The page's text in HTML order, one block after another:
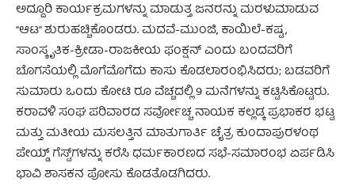
ಅದ್ದೂರಿ ಕಾರ್ಯಕ್ರಮಗಳನ್ನು ಮಾಡುತ್ತ ಜನರನ್ನು ಮರಳುಮಾಡುವ
“ಆಟ” ಶುರುಹಚ್ಚಿಕೊಂಡರು. ಮದವೆ-ಮುಂಜಿ, ಕಾಯಿಲೆ-ಕಷ್ಟ,
ಸಾಂಸ್ಕೃತಿಕ-ಕ್ರೀಡಾ-ರಾಜಕೀಯ ಫಂಕ್ಷನ್ ಎಂದು ಬಂದವರಿಗೆ
ಬೊಗಸೆಯಲ್ಲಿ ಮೊಗೆಮೊಗೆದು ಕಾಸು ಕೊಡಲಾರಂಭಿಸಿದರು; ಬಡವರಿಗೆ
ಸುಮಾರು ಒಂದು ಕೋಟಿ ರೂ ವೆಚ್ಚದಲ್ಲಿ 9 ಮನೆಗಳನ್ನು ಕಟ್ಟಿಸಿಕೊಟ್ಟರು.
ಕರಾವಳಿ ಸಂಘ ಪರಿವಾರದ ಸರ್ವೋಚ್ಚ ನಾಯಕ ಕಲ್ಲಡ್ಕ ಪ್ರಭಾಕರ ಭಟ್ಟ
ಮತ್ತು ಮತೀಯ ಮಸಲತ್ತಿನ ಮಾತುಗಾರ್ತಿ ಚೈತ್ರ ಕುಂದಾಪುರಳಂಥ
ಪೇಯ್ಡ್ ಗೆಸ್ಟ್‌ಗಳನ್ನು ಕರೆಸಿ ಧರ್ಮಕಾರಣದ ಸಭೆ-ಸಮಾರಂಭ ಏರ್ಪಡಿಸಿ
ಭಾವಿ ಶಾಸಕನ ಪೋಸು ಕೊಡತೊಡಗಿದರು.